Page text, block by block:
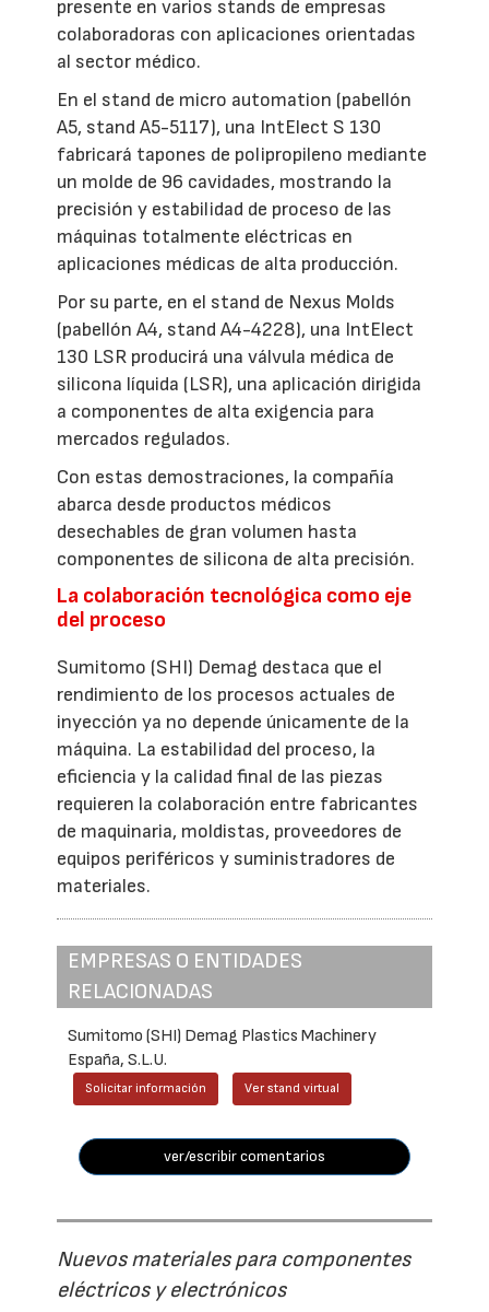
presente en varios stands de empresas
colaboradoras con aplicaciones orientadas
al sector médico.
En el stand de micro automation (pabellón
A5, stand A5-5117), una IntElect S 130
fabricará tapones de polipropileno mediante
un molde de 96 cavidades, mostrando la
precisión y estabilidad de proceso de las
máquinas totalmente eléctricas en
aplicaciones médicas de alta producción.
Por su parte, en el stand de Nexus Molds
(pabellón A4, stand A4-4228), una IntElect
130 LSR producirá una válvula médica de
silicona líquida (LSR), una aplicación dirigida
a componentes de alta exigencia para
mercados regulados.
Con estas demostraciones, la compañía
abarca desde productos médicos
desechables de gran volumen hasta
componentes de silicona de alta precisión.
La colaboración tecnológica como eje
del proceso
Sumitomo (SHI) Demag destaca que el
rendimiento de los procesos actuales de
inyección ya no depende únicamente de la
máquina. La estabilidad del proceso, la
eficiencia y la calidad final de las piezas
requieren la colaboración entre fabricantes
de maquinaria, moldistas, proveedores de
equipos periféricos y suministradores de
materiales.
EMPRESAS O ENTIDADES
RELACIONADAS
Sumitomo (SHI) Demag Plastics Machinery
España, S.L.U.
Solicitar información Ver stand virtual
ver/escribir comentarios
Nuevos materiales para componentes
eléctricos y electrónicos